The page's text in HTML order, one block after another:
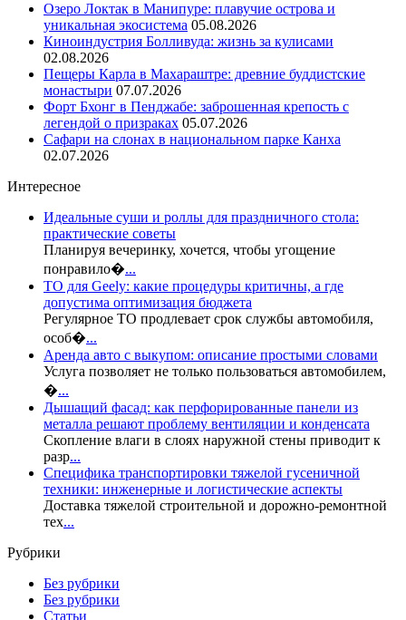
Озеро Локтак в Манипуре: плавучие острова и
уникальная экосистема 05.08.2026
Киноиндустрия Болливуда: жизнь за кулисами
02.08.2026
Пещеры Карла в Махараштре: древние буддистские
монастыри 07.07.2026
Форт Бхонг в Пенджабе: заброшенная крепость с
легендой о призраках 05.07.2026
Сафари на слонах в национальном парке Канха
02.07.2026
Интересное
Идеальные суши и роллы для праздничного стола:
практические советы
Планируя вечеринку, хочется, чтобы угощение
понравило�...
ТО для Geely: какие процедуры критичны, а где
допустима оптимизация бюджета
Регулярное ТО продлевает срок службы автомобиля,
особ�...
Аренда авто с выкупом: описание простыми словами
Услуга позволяет не только пользоваться автомобилем,
�...
Дышащий фасад: как перфорированные панели из
металла решают проблему вентиляции и конденсата
Скопление влаги в слоях наружной стены приводит к
разр...
Специфика транспортировки тяжелой гусеничной
техники: инженерные и логистические аспекты
Доставка тяжелой строительной и дорожно-ремонтной
тех...
Рубрики
Без рубрики
Без рубрики
Статьи